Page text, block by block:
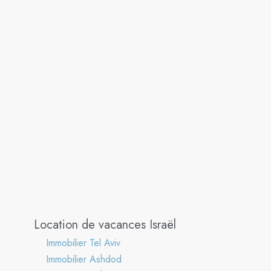
Location de vacances Israël
Immobilier Tel Aviv
Immobilier Ashdod